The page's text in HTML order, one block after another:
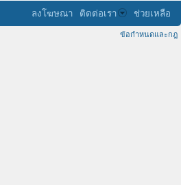
ลงโฆษณา ติดต่อเรา ช่วยเหลือ
ข้อกำหนดและกฎ